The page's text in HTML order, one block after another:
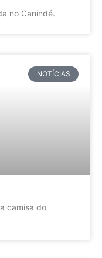
no Canindé.
NOTÍCIAS
camisa do